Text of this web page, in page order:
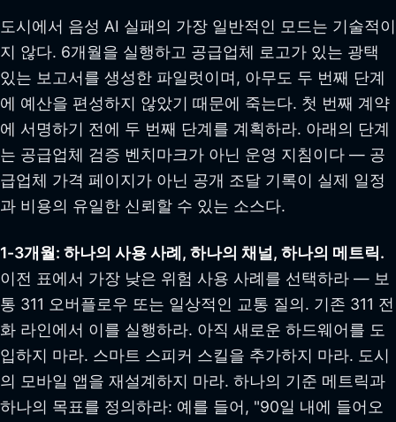
도시에서 음성 AI 실패의 가장 일반적인 모드는 기술적이
지 않다. 6개월을 실행하고 공급업체 로고가 있는 광택
있는 보고서를 생성한 파일럿이며, 아무도 두 번째 단계
에 예산을 편성하지 않았기 때문에 죽는다. 첫 번째 계약
에 서명하기 전에 두 번째 단계를 계획하라. 아래의 단계
는 공급업체 검증 벤치마크가 아닌 운영 지침이다 — 공
급업체 가격 페이지가 아닌 공개 조달 기록이 실제 일정
과 비용의 유일한 신뢰할 수 있는 소스다.
1-3개월: 하나의 사용 사례, 하나의 채널, 하나의 메트릭.
이전 표에서 가장 낮은 위험 사용 사례를 선택하라 — 보
통 311 오버플로우 또는 일상적인 교통 질의. 기존 311 전
화 라인에서 이를 실행하라. 아직 새로운 하드웨어를 도
입하지 마라. 스마트 스피커 스킬을 추가하지 마라. 도시
의 모바일 앱을 재설계하지 마라. 하나의 기준 메트릭과
하나의 목표를 정의하라: 예를 들어, "90일 내에 들어오